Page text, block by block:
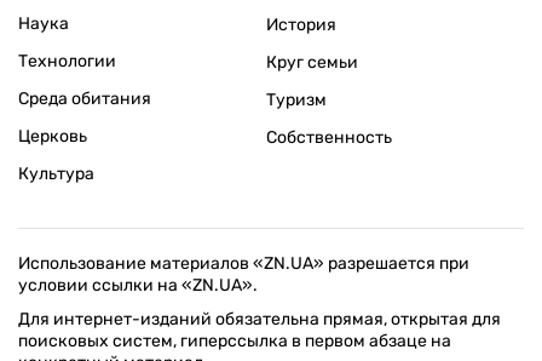
Наука
Технологии
Среда обитания
Церковь
Культура
История
Круг семьи
Туризм
Собственность
Использование материалов «ZN.UA» разрешается при
условии ссылки на «ZN.UA».
Для интернет-изданий обязательна прямая, открытая для
поисковых систем, гиперссылка в первом абзаце на